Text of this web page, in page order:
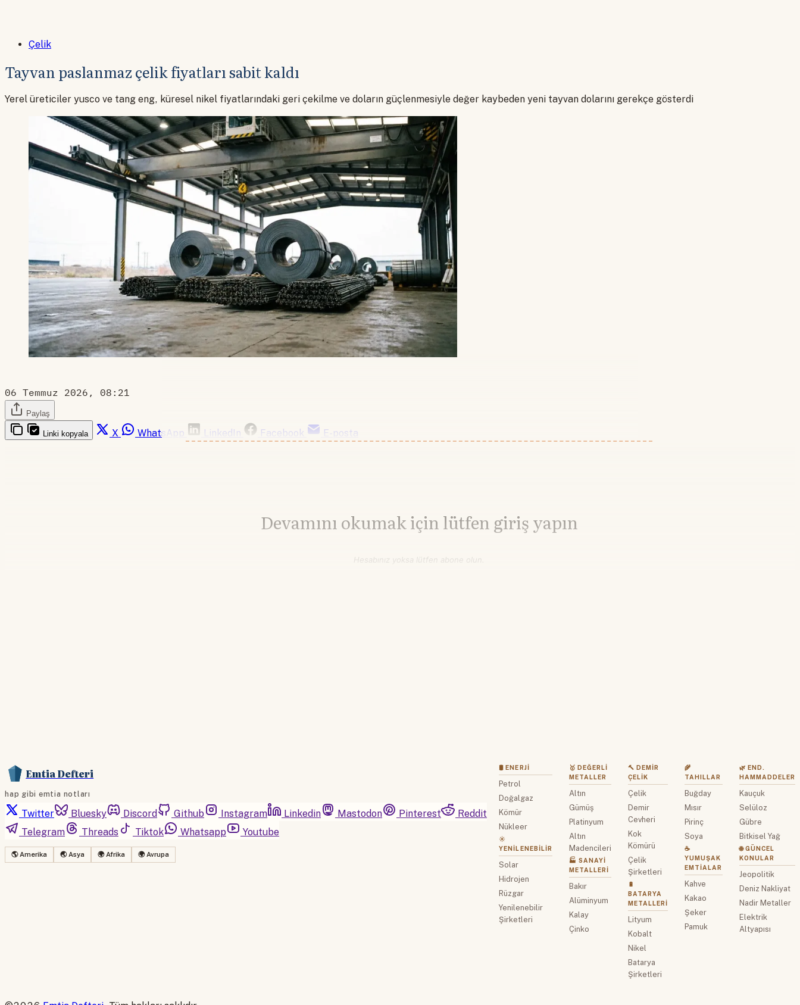
Çelik
Tayvan paslanmaz çelik fiyatları sabit kaldı
Yerel üreticiler yusco ve tang eng, küresel nikel fiyatlarındaki geri çekilme ve doların güçlenmesiyle değer kaybeden yeni tayvan dolarını gerekçe gösterdi
06 Temmuz 2026, 08:21
Paylaş
Linki kopyala X WhatsApp LinkedIn Facebook E-posta
Devamını okumak için lütfen giriş yapın
Hesabınız yoksa lütfen abone olun.
Emtia Defteri
hap gibi emtia notları
Twitter Bluesky Discord Github Instagram Linkedin Mastodon Pinterest
Reddit
Telegram
Threads Tiktok Whatsapp Youtube
🌎 Amerika 🌏 Asya 🌍 Afrika 🌍 Avrupa
🛢 ENERJI
Petrol
Doğalgaz
Kömür
Nükleer
☀️
YENILENEBILIR
Solar
Hidrojen
Rüzgar
Yenilenebilir
Şirketleri
🥇 DEĞERLI
METALLER
Altın
Gümüş
Platinyum
Altın
Madencileri
🏭 SANAYI
METALLERI
Bakır
Alüminyum
Kalay
Çinko
🔨 DEMIR
ÇELIK
Çelik
Demir
Cevheri
Kok
Kömürü
Çelik
Şirketleri
🔋
BATARYA
METALLERI
Lityum
Kobalt
Nikel
Batarya
Şirketleri
🌾
TAHILLAR
Buğday
Mısır
Pirinç
Soya
☕
YUMUŞAK
EMTIALAR
Kahve
Kakao
Şeker
Pamuk
🌿 END.
HAMMADDELER
Kauçuk
Selüloz
Gübre
Bitkisel Yağ
🌐 GÜNCEL
KONULAR
Jeopolitik
Deniz Nakliyat
Nadir Metaller
Elektrik
Altyapısı